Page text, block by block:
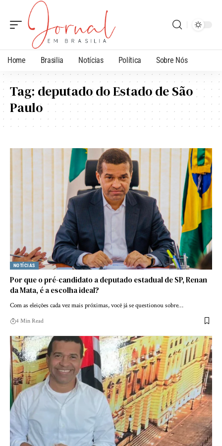
Home Brasilia Notícias Política Sobre Nós
Tag: deputado do Estado de São
Paulo
NOTÍCIAS
Por que o pré-candidato a deputado estadual de SP, Renan
da Mata, é a escolha ideal?
Com as eleições cada vez mais próximas, você já se questionou sobre…
4 Min Read